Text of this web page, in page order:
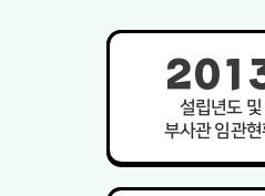
201
설립년도 및
부사관 임관